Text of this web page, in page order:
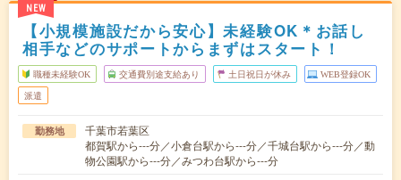
NEW
【小規模施設だから安心】未経験OK＊お話し
相手などのサポートからまずはスタート！
職種未経験OK 交通費別途支給あり 土日祝日が休み WEB登録OK
派遣
勤務地
千葉市若葉区
都賀駅から---分／小倉台駅から---分／千城台駅から---分／動
物公園駅から---分／みつわ台駅から---分